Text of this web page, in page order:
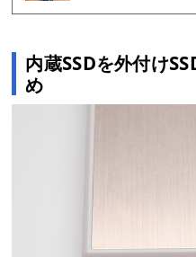
内蔵SSDを外付け
め